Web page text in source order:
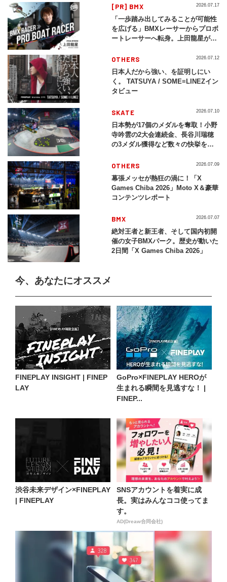
[PR] BMX
「一歩踏み出してみることが可能性
を広げる」BMXレーサーからプロボ
ートレーサーへ転身。上田龍星が体
2026.07.17
OTHERS
日本人だから強い、を証明しにい
く。 TATSUYA / SOME≡LINEZイン
タビュー
2026.07.12
SKATE
日本勢が17個のメダルを奪取！小野
寺吟雲の2大会連続金、長谷川瑞穂
の3メダル獲得など数々の快挙をプ
2026」
2026.07.10
OTHERS
幕張メッセが熱狂の渦に！「X
Games Chiba 2026」Moto X＆豪華
コンテンツレポート
2026.07.09
BMX
絶対王者と新王者、そして国内初開
催の女子BMXパーク。歴史が動いた
2日間「X Games Chiba 2026」
2026.07.07
今、あなたにオススメ
FINEPLAY INSIGHT | FINEP
LAY
GoPro×FINEPLAY HEROが
生まれる瞬間を見逃すな！ |
FINEP...
渋谷未来デザイン×FINEPLAY
| FINEPLAY
SNSアカウントを着実に成
長。実はみんなココ使ってま
す。
AD(Dreaw合同会社)